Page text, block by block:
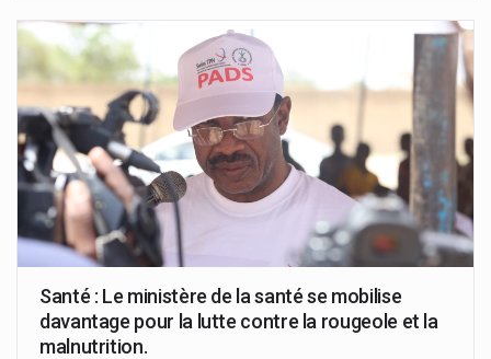
Santé : Le ministère de la santé se mobilise
davantage pour la lutte contre la rougeole et la
malnutrition.